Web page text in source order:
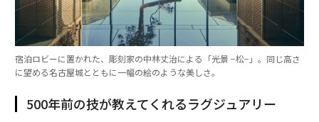
宿泊ロビーに置かれた、彫刻家の中林丈治による「光景 −松−」。同じ高さ
に望める名古屋城とともに一幅の絵のような美しさ。
500年前の技が教えてくれるラグジュアリー